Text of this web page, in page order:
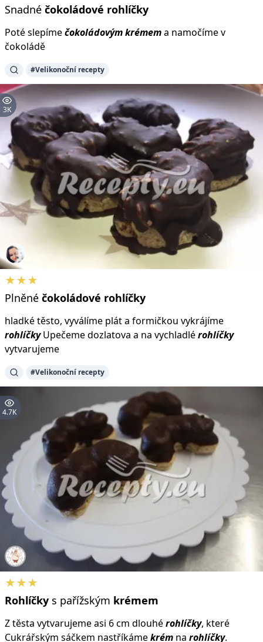
Snadné čokoládové rohlíčky
Poté slepímečokoládovýmkrémema namočíme v
čokoládě
#Velikonoční recepty
3K
★★★
Plněné čokoládové rohlíčky
hladké těsto, vyválíme plát a formičkou vykrájíme
rohlíčkyUpečeme dozlatova a na vychladlérohlíčky
vytvarujeme
#Velikonoční recepty
4.7K
★★★
Rohlíčky s pařížským krémem
Z těsta vytvarujeme asi 6 cm dlouhérohlíčky, které
Cukrářským sáčkem nastříkámekrém na rohlíčky.